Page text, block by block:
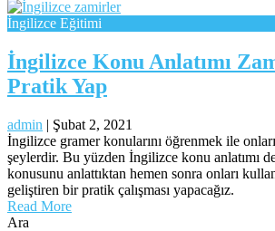
İngilizce Eğitimi
İngilizce Konu Anlatımı
Pratik Yap
admin | Şubat 2, 2021
İngilizce gramer konularını öğrenmek ile
şeylerdir. Bu yüzden İngilizce konu anlatımı
konusunu anlattıktan hemen sonra onları
geliştiren bir pratik çalışması yapacağız.
Read More
Ara